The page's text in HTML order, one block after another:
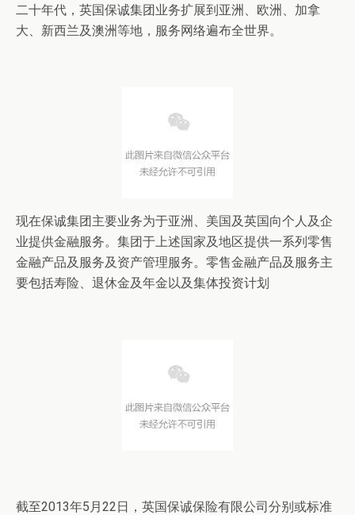
二十年代，英国保诚集团业务扩展到亚洲、欧洲、加拿
大、新西兰及澳洲等地，服务网络遍布全世界。
现在保诚集团主要业务为于亚洲、美国及英国向个人及企
业提供金融服务。集团于上述国家及地区提供一系列零售
金融产品及服务及资产管理服务。零售金融产品及服务主
要包括寿险、退休金及年金以及集体投资计划
截至2013年5月22日，英国保诚保险有限公司分别或标准